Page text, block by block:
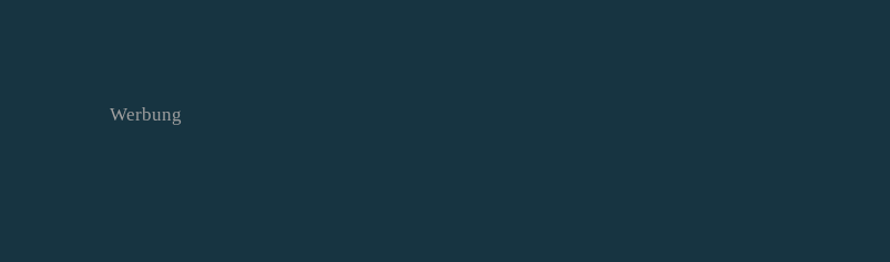
Werbung